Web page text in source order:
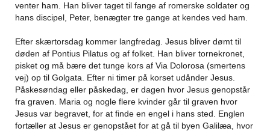
venter ham. Han bliver taget til fange af romerske soldater og
hans discipel, Peter, benægter tre gange at kendes ved ham.
Efter skærtorsdag kommer langfredag. Jesus bliver dømt til
døden af Pontius Pilatus og af folket. Han bliver tornekronet,
pisket og må bære det tunge kors af Via Dolorosa (smertens
vej) op til Golgata. Efter ni timer på korset udånder Jesus.
Påskesøndag eller påskedag, er dagen hvor Jesus genopstår
fra graven. Maria og nogle flere kvinder går til graven hvor
Jesus var begravet, for at finde en engel i hans sted. Englen
fortæller at Jesus er genopstået for at gå til byen Galilæa, hvor